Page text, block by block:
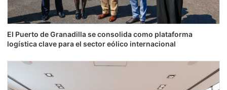
El Puerto de Granadilla se consolida como plataforma
logística clave para el sector eólico internacional